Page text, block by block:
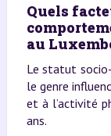
Quels
au
Le statut socio-
le genre
et à l’activité
ans.